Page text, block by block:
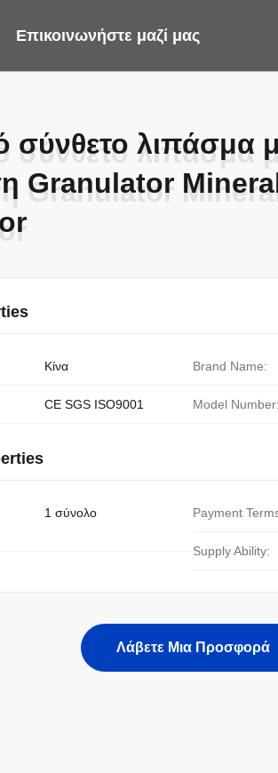
Επικοινωνήστε μαζί μας
σύνθετο λιπάσμα
Granulator
σύνθετο λιπάσμα
Granulator
Κίνα Brand Name:
CE SGS ISO9001 Model Number:
1 σύνολο Payment
Supply Ability:
Λάβετε Μια Προσφορά